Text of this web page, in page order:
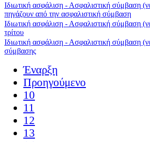
Ιδιωτική ασφάλιση - Ασφαλιστική σύμβαση
πηγάζουν από την ασφαλιστική σύμβαση
Ιδιωτική ασφάλιση - Ασφαλιστική σύμβαση
τρίτου
Ιδιωτική ασφάλιση - Ασφαλιστική σύμβαση
σύμβασης
Έναρξη
Προηγούμενο
10
11
12
13